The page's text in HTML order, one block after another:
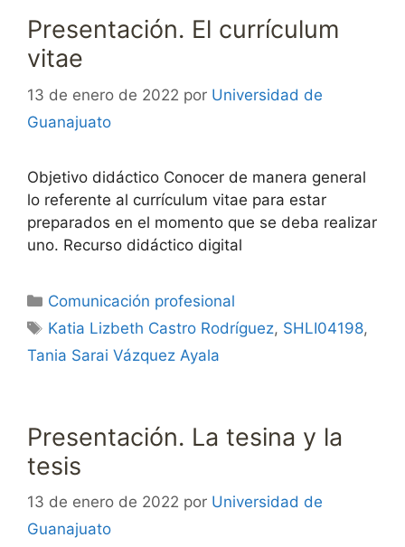
Presentación. El currículum
vitae
13 de enero de 2022 por Universidad de
Guanajuato
Objetivo didáctico Conocer de manera general
lo referente al currículum vitae para estar
preparados en el momento que se deba realizar
uno. Recurso didáctico digital
Categorías
Comunicación profesional
Etiquetas
Katia Lizbeth Castro Rodríguez, SHLI04198,
Tania Sarai Vázquez Ayala
Presentación. La tesina y la
tesis
13 de enero de 2022 por Universidad de
Guanajuato